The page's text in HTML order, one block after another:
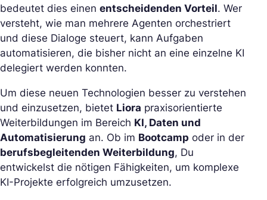
bedeutet dies einen entscheidenden Vorteil. Wer
versteht, wie man mehrere Agenten orchestriert
und diese Dialoge steuert, kann Aufgaben
automatisieren, die bisher nicht an eine einzelne KI
delegiert werden konnten.
Um diese neuen Technologien besser zu verstehen
und einzusetzen, bietet Liora praxisorientierte
Weiterbildungen im Bereich KI, Daten und
Automatisierung an. Ob im Bootcamp oder in der
berufsbegleitenden Weiterbildung, Du
entwickelst die nötigen Fähigkeiten, um komplexe
KI-Projekte erfolgreich umzusetzen.